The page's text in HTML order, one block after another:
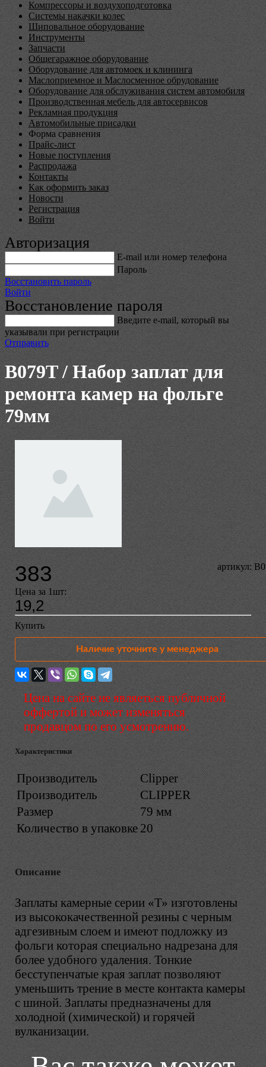
Компрессоры и воздухоподготовка
Системы накачки колес
Шиповальное оборудование
Инструменты
Запчасти
Общегаражное оборудование
Оборудование для автомоек и клининга
Маслоприемное и Маслосменное обрудование
Оборудование для обслуживания систем автомобиля
Производственная мебель для автосервисов
Рекламная продукция
Автомобильные присадки
Форма сравнения
Прайс-лист
Новые поступления
Распродажа
Контакты
Как оформить заказ
Новости
Регистрация
Войти
Авторизация
E-mail или номер телефона
Пароль
Восстановить пароль
Войти
Восстановление пароля
Введите е-mail, который вы
указывали при регистрации
Отправить
B079T / Набор заплат для
ремонта камер на фольге
79мм
артикул:
383
Цена за 1шт:
19,2
Купить
Наличие уточните у менеджера
Цена на сайте не являеться публичной
оффертой и может изменяться
продавцом по его усмотрению.
Характеристики
Производитель
Clipper
Производитель
CLIPPER
Размер
79 мм
Количество в упаковке20
Описание
Заплаты камерные серии «Т» изготовлены
из высококачественной резины с черным
адгезивным слоем и имеют подложку из
фольги которая специально надрезана для
более удобного удаления. Тонкие
бесступенчатые края заплат позволяют
уменьшить трение в месте контакта камеры
с шиной. Заплаты предназначены для
холодной (химической) и горячей
вулканизации.